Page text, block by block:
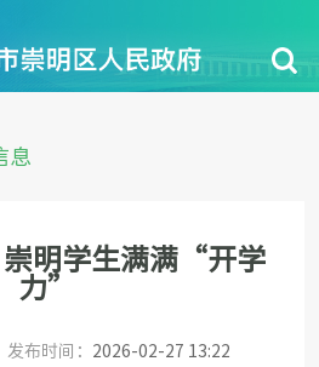
息
明学生满满“开学
力”
发布时间： 2026-02-27 13:22